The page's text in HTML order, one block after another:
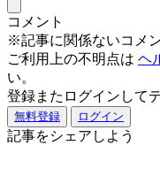
コメント
※記事に関係ないコメ
ご利用上の不明点は ヘ
い。
登録またログインして
無料登録 ログイン
記事をシェアしよう